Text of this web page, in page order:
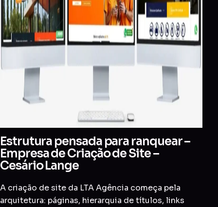
Estrutura pensada para ranquear –
Empresa de Criação de Site –
Cesário Lange
A criação de site da LTA Agência começa pela
arquitetura: páginas, hierarquia de títulos, links